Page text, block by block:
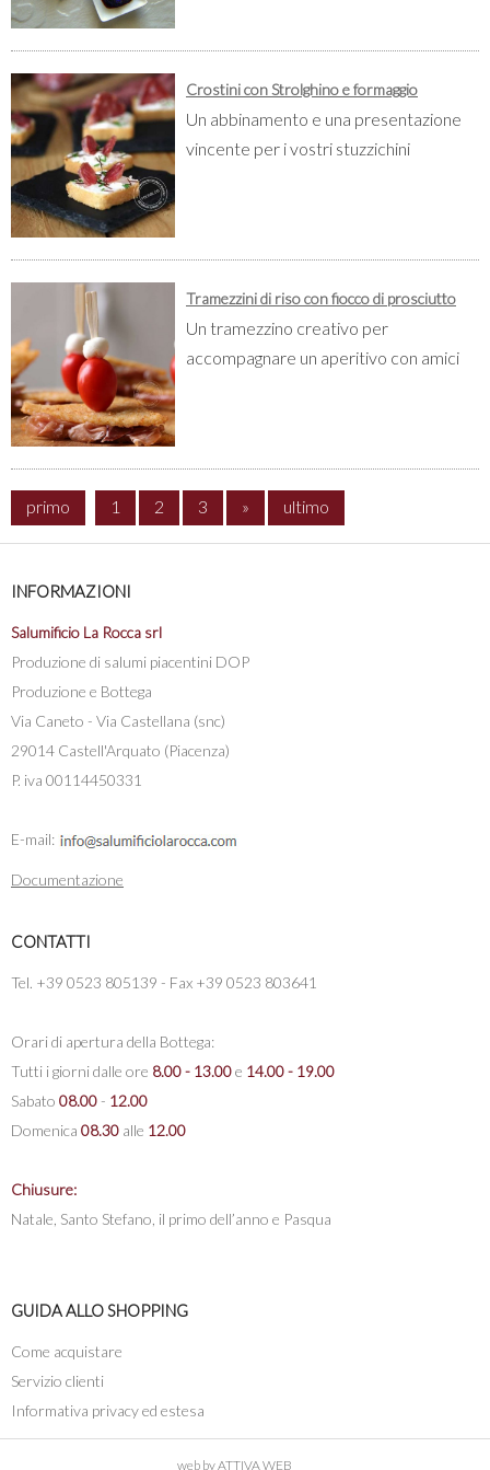
Crostini con Strolghino e formaggio
Un abbinamento e una presentazione
vincente per i vostri stuzzichini
Tramezzini di riso con fiocco di prosciutto
Un tramezzino creativo per
accompagnare un aperitivo con amici
primo 1 2 3 » ultimo
INFORMAZIONI
Salumificio La Rocca srl
Produzione di salumi piacentini DOP
Produzione e Bottega
Via Caneto - Via Castellana (snc)
29014 Castell'Arquato (Piacenza)
P. iva 00114450331
E-mail:
Documentazione
CONTATTI
Tel. +39 0523 805139 - Fax +39 0523 803641
Orari di apertura della Bottega:
Tutti i giorni dalle ore 8.00 - 13.00e 14.00 - 19.00
Sabato 08.00- 12.00
Domenica 08.30 alle 12.00
Chiusure:
Natale, Santo Stefano, il primo dell’anno e Pasqua
GUIDA ALLO SHOPPING
Come acquistare
Servizio clienti
Informativa privacy ed estesa
web byATTIVA WEB